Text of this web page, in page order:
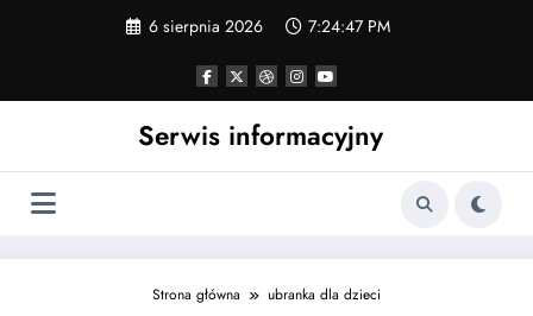
6 sierpnia 2026 7:24:47 PM
Serwis informacyjny
Strona główna ubranka dla dzieci